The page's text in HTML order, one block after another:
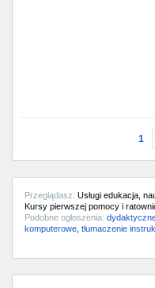
1
Przeglądasz: Usługi edukacja,
Kursy pierwszej pomocy i
Podobne ogłoszenia:
komputerowe tłumaczenie